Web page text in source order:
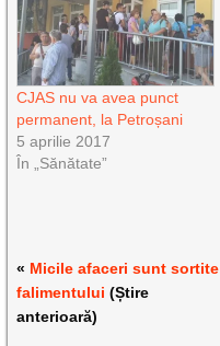
CJAS nu va avea punct
permanent, la Petroșani
5 aprilie 2017
În „Sănătate”
« Micile afaceri sunt sortite
falimentului (Știre
anterioară)